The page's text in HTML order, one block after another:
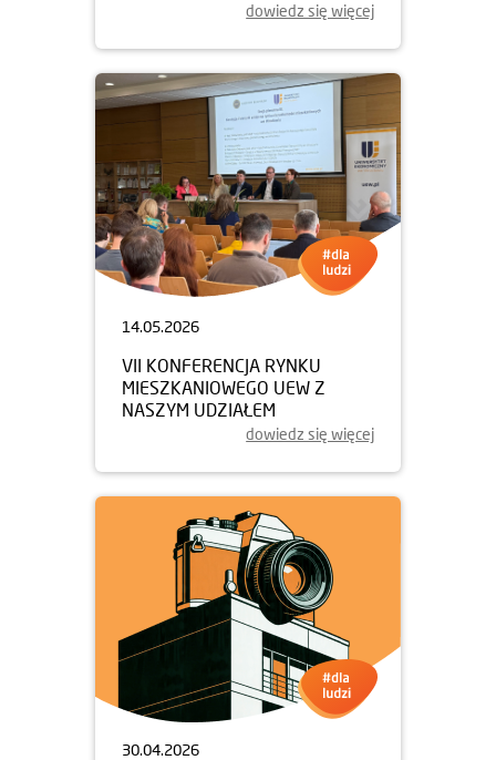
dowiedz się więcej
14.05.2026
VII KONFERENCJA RYNKU
MIESZKANIOWEGO UEW Z
NASZYM UDZIAŁEM
dowiedz się więcej
30.04.2026